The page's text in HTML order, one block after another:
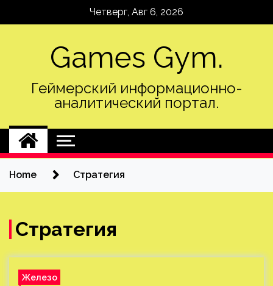
Четверг, Авг 6, 2026
Games Gym.
Геймерский информационно-
аналитический портал.
Home Стратегия
Стратегия
Железо